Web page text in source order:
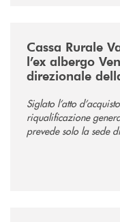
Cassa Rurale
l’ex albergo
direzionale
Siglato l’atto
riqualificazione
prevede solo la sede